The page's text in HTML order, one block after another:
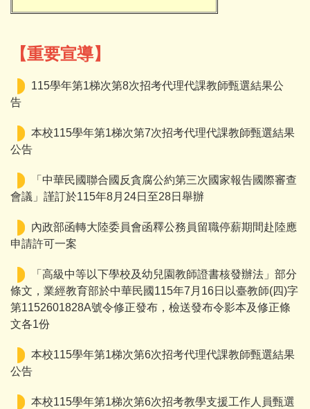
【重要宣導】
115學年第1梯次第8次招考代理代課教師甄選結果公
告
本校115學年第1梯次第7次招考代理代課教師甄選結果
公告
「中華民國聯合國反貪腐公約第三次國家報告國際審查
會議」謹訂於115年8月24日至28日舉辦
內政部函轉大陸委員會函釋公務員留職停薪期間赴陸應
申請許可一案
「高級中等以下學校及幼兒園教師證書核發辦法」部分
條文，業經教育部於中華民國115年7月16日以臺教師(四)字
第1152601828A號令修正發布，檢送發布令影本及修正條
文各1份
本校115學年第1梯次第6次招考代理代課教師甄選結果
公告
本校115學年第1梯次第6次招考教學支援工作人員甄選